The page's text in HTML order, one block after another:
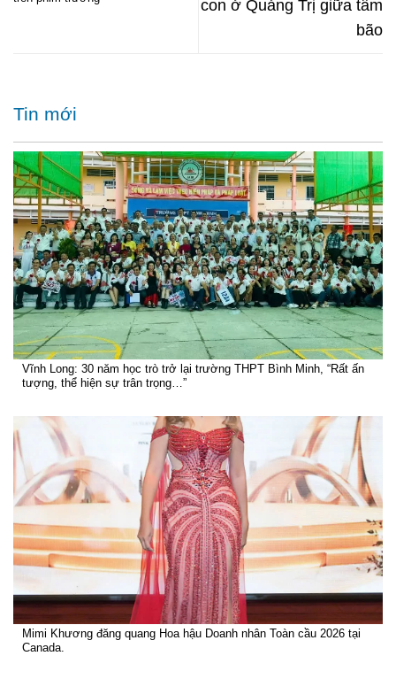
con ở Quảng Trị giữa tâm
bão
Tin mới
Vĩnh Long: 30 năm học trò trở lại trường THPT Bình Minh, “Rất ấn
tượng, thể hiện sự trân trọng…”
Mimi Khương đăng quang Hoa hậu Doanh nhân Toàn cầu 2026 tại
Canada.